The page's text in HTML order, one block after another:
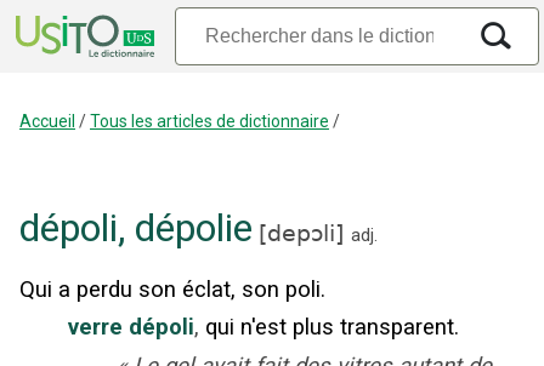
Accueil /Tous les articles de dictionnaire /
dépoli, dépolie [depɔli] adj.
Qui a perdu son éclat, son poli.
verre dépoli, qui n'est plus transparent.